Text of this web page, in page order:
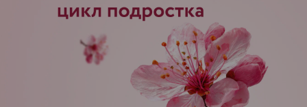
ЭФФЕКТИВНАЯ РЕКЛАМА НА САЙТЕ